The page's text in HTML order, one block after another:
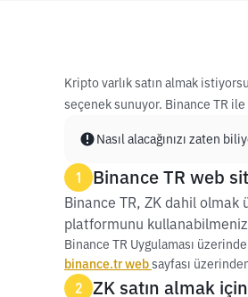
Kripto varlık satın almak
seçenek sunuyor. Binance TR
Nasıl alacağınızı zaten
1 Binance TR web
Binance TR, ZK dahil olmak
platformunu
Binance TR Uygulaması
binance.tr websayfası
2 ZK satın almak için